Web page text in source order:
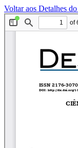
Voltar aos Detalhes